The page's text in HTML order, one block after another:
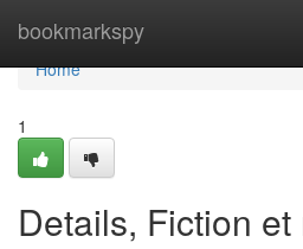
bookmarkspy
Home
Home
1
Details, Fiction et